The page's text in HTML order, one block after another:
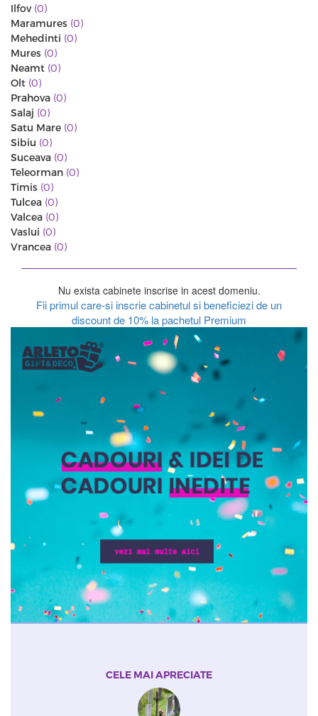
Ilfov (0)
Maramures (0)
Mehedinti (0)
Mures (0)
Neamt (0)
Olt (0)
Prahova (0)
Salaj (0)
Satu Mare (0)
Sibiu (0)
Suceava (0)
Teleorman (0)
Timis (0)
Tulcea (0)
Valcea (0)
Vaslui (0)
Vrancea (0)
Nu exista cabinete inscrise in acest domeniu.
Fii primul care-si inscrie cabinetul si beneficiezi de un
discount de 10% la pachetul Premium
CELE MAI APRECIATE